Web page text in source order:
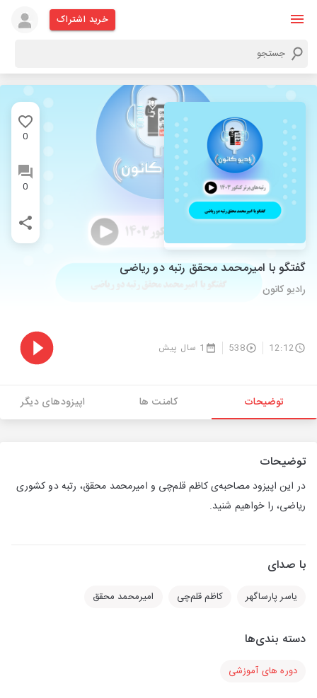
خرید اشتراک
0
0
گفتگو با امیرمحمد محقق رتبه دو ریاضی
رادیو کانون
12:12
538 1 سال پیش
توضیحات کامنت ها اپیزودهای دیگر
توضیحات
در این اپیزود مصاحبه‌ی کاظم قلم‌چی و امیرمحمد محقق، رتبه دو کشوری
ریاضی، را خواهیم شنید.
با صدای
یاسر پارساگهر کاظم قلم‌چی امیرمحمد محقق
دسته بندی‌ها
دوره های آموزشی